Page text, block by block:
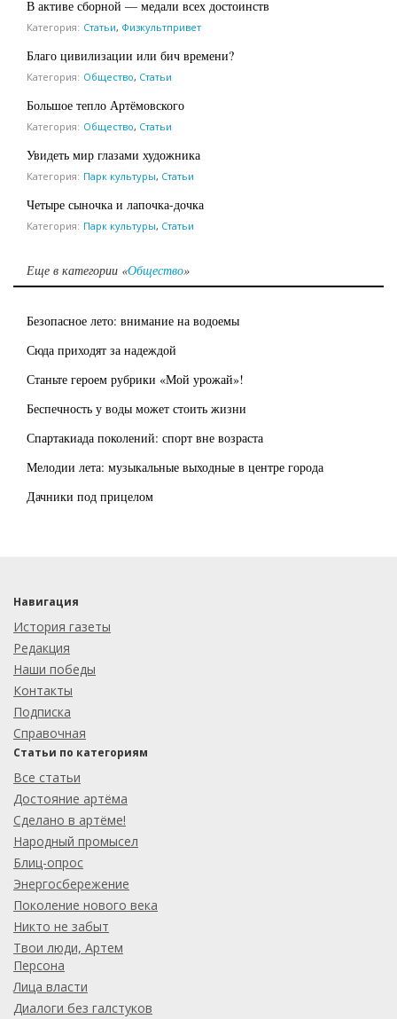
В активе сборной — медали всех достоинств
Категория: Статьи, Физкультпривет
Благо цивилизации или бич времени?
Категория: Общество, Статьи
Большое тепло Артёмовского
Категория: Общество, Статьи
Увидеть мир глазами художника
Категория: Парк культуры, Статьи
Четыре сыночка и лапочка-дочка
Категория: Парк культуры, Статьи
Еще в категории «Общество»
Безопасное лето: внимание на водоемы
Сюда приходят за надеждой
Станьте героем рубрики «Мой урожай»!
Беспечность у воды может стоить жизни
Спартакиада поколений: спорт вне возраста
Мелодии лета: музыкальные выходные в центре города
Дачники под прицелом
Навигация
История газеты
Редакция
Наши победы
Контакты
Подписка
Справочная
Статьи по категориям
Все статьи
Достояние артёма
Сделано в артёме!
Народный промысел
Блиц-опрос
Энергосбережение
Поколение нового века
Никто не забыт
Твои люди, Артем
Персона
Лица власти
Диалоги без галстуков